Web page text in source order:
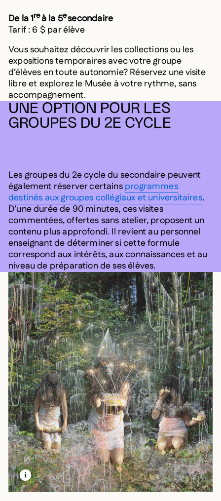
De la 1reà la 5esecondaire
Tarif : 6 $ par élève
Vous souhaitez découvrir les collections ou les
expositions temporaires avec votre groupe
d’élèves en toute autonomie? Réservez une visite
libre et explorez le Musée à votre rythme, sans
accompagnement.
UNE OPTION POUR LES
GROUPES DU 2E CYCLE
Les groupes du 2e cycle du secondaire peuvent
également réserver certainsprogrammes
destinés aux groupes collégiaux et universitaires.
D’une durée de 90 minutes, ces visites
commentées, offertes sans atelier, proposent un
contenu plus approfondi. Il revient au personnel
enseignant de déterminer si cette formule
correspond aux intérêts, aux connaissances et au
niveau de préparation de ses élèves.
LEARN MORE ABOUT THIS MEDIA
OPEN MODAL